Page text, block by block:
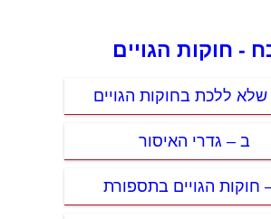
- חוקות הגויים
ללכת בחוקות הגויים
ב – גדרי האיסור
חוקות הגויים בתספורת